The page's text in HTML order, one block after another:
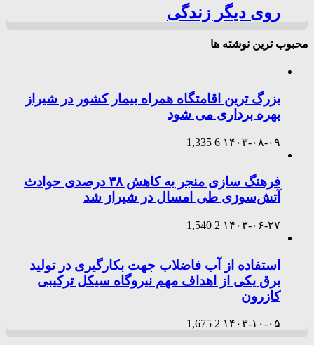
روی دیگر زندگی
محبوب ترین نوشته ها
بزرگ ترین اقامتگاه همراه بیمار کشور در شیراز
بهره برداری می شود
۱۴۰۳-۰۸-۰۹ 6
1,335
فرهنگ سازی منجر به کاهش ۳۸ درصدی حوادث
آتش‌سوزی طی امسال در شیراز شد
۱۴۰۳-۰۶-۲۷ 2
1,540
استفاده از آب فاضلاب جهت بکارگیری در تولید
برق یکی از اهداف مهم نیروگاه سیکل ترکیبی
کازرون
۱۴۰۳-۱۰-۰۵ 2
1,675